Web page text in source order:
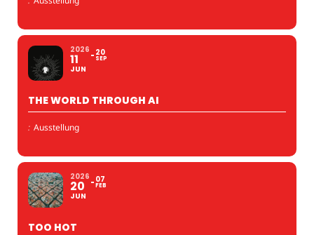
2026
11
JUN
20
SEP
THE WORLD THROUGH AI
: Ausstellung
2026
20
JUN
07
FEB
TOO HOT